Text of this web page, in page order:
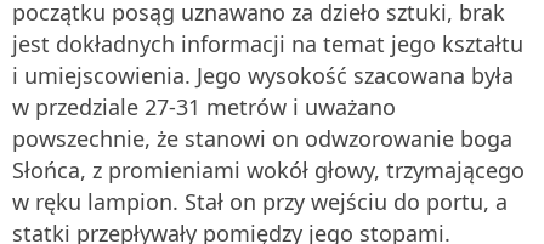
początku posąg uznawano za dzieło sztuki, brak
jest dokładnych informacji na temat jego kształtu
i umiejscowienia. Jego wysokość szacowana była
w przedziale 27-31 metrów i uważano
powszechnie, że stanowi on odwzorowanie boga
Słońca, z promieniami wokół głowy, trzymającego
w ręku lampion. Stał on przy wejściu do portu, a
statki przepływały pomiędzy jego stopami.